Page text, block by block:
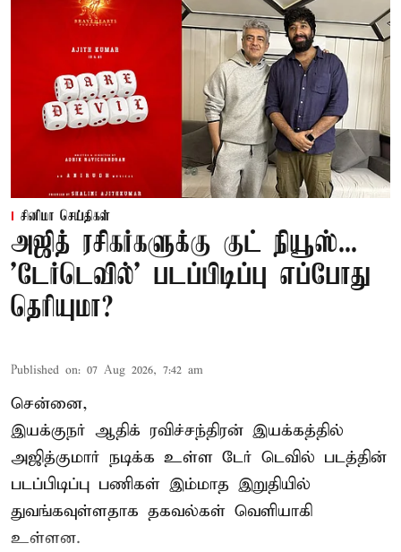
சினிமா செய்திகள்
அஜித் ரசிகர்களுக்கு குட் நியூஸ்...
'டேர்டெவில்' படப்பிடிப்பு எப்போது
தெரியுமா?
Published on: 07 Aug 2026, 7:42 am
சென்னை,
இயக்குநர் ஆதிக் ரவிச்சந்திரன் இயக்கத்தில்
அஜித்குமார் நடிக்க உள்ள டேர் டெவில் படத்தின்
படப்பிடிப்பு பணிகள் இம்மாத இறுதியில்
துவங்கவுள்ளதாக தகவல்கள் வெளியாகி
உள்ளன.